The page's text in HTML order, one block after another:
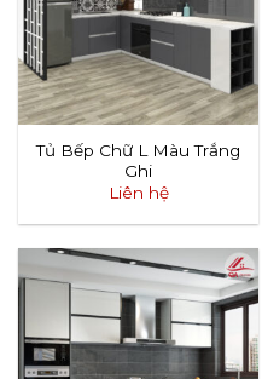
Tủ Bếp Chữ L Màu Trắng
Ghi
Liên hệ